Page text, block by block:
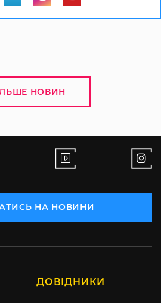
НОВИН
НА НОВИНИ
ДОВІДНИКИ